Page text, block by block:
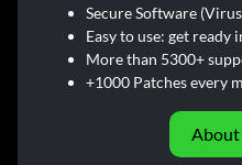
Secure Software
Easy to use: get ready
More than 5300+
+1000 Patches every
About